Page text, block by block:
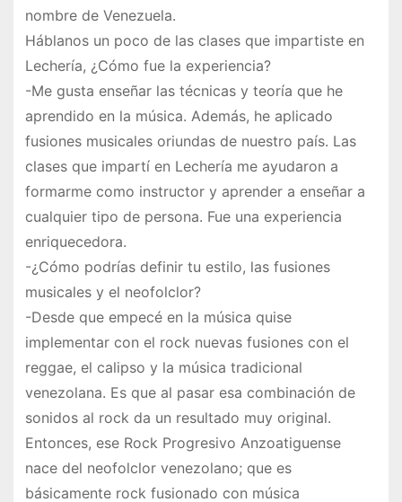
nombre de Venezuela.
Háblanos un poco de las clases que impartiste en
Lechería, ¿Cómo fue la experiencia?
-Me gusta enseñar las técnicas y teoría que he
aprendido en la música. Además, he aplicado
fusiones musicales oriundas de nuestro país. Las
clases que impartí en Lechería me ayudaron a
formarme como instructor y aprender a enseñar a
cualquier tipo de persona. Fue una experiencia
enriquecedora.
-¿Cómo podrías definir tu estilo, las fusiones
musicales y el neofolclor?
-Desde que empecé en la música quise
implementar con el rock nuevas fusiones con el
reggae, el calipso y la música tradicional
venezolana. Es que al pasar esa combinación de
sonidos al rock da un resultado muy original.
Entonces, ese Rock Progresivo Anzoatiguense
nace del neofolclor venezolano; que es
básicamente rock fusionado con música